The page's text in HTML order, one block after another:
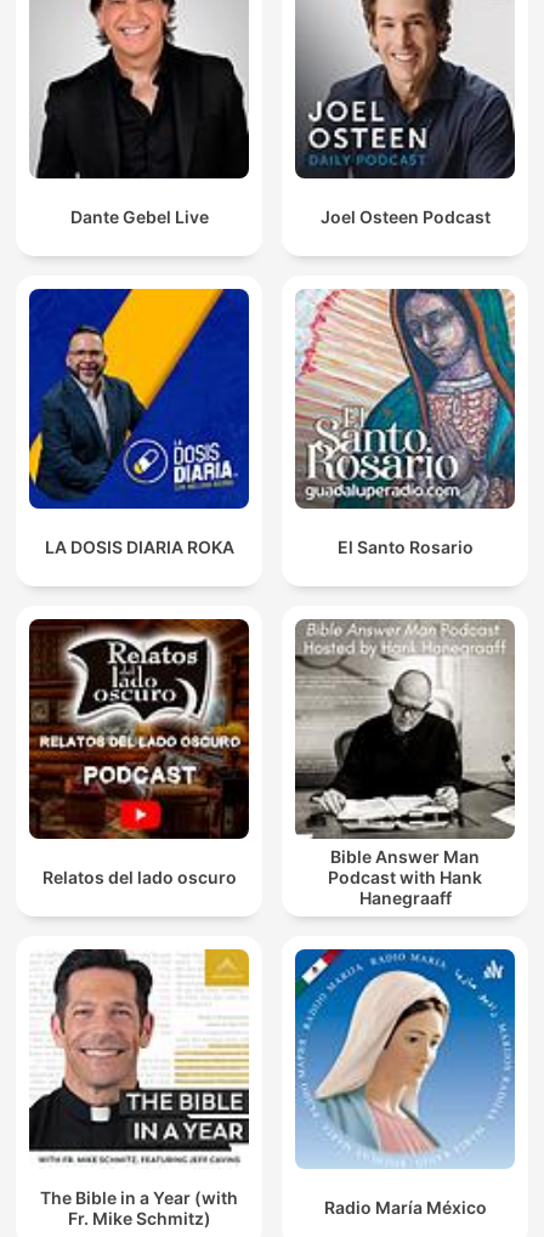
Dante Gebel Live Joel Osteen Podcast
LA DOSIS DIARIA ROKA El Santo Rosario
Relatos del lado oscuro
Bible Answer Man
Podcast with Hank
Hanegraaff
The Bible in a Year (with
Fr. Mike Schmitz)
Radio María México